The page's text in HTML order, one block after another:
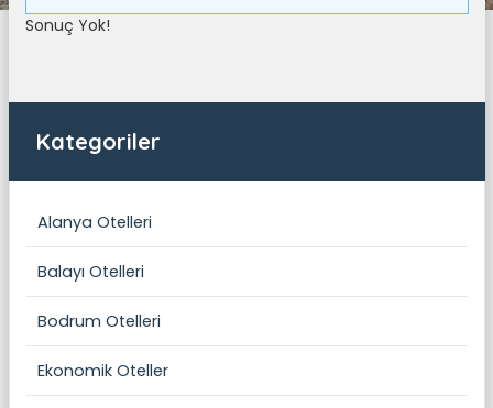
Sonuç Yok!
Kategoriler
Alanya Otelleri
Balayı Otelleri
Bodrum Otelleri
Ekonomik Oteller